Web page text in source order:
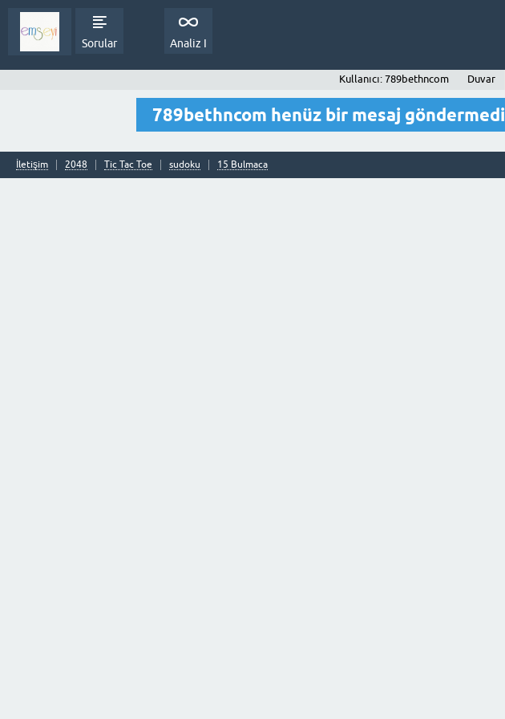
Sorular Analiz I
Kullanıcı: 789bethncom Duvar
789bethncom henüz bir mesaj göndermedi
İletişim 2048 Tic Tac Toe sudoku 15 Bulmaca